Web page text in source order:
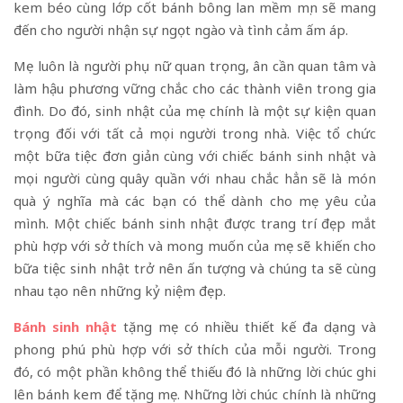
kem béo cùng lớp cốt bánh bông lan mềm mịn sẽ mang
đến cho người nhận sự ngọt ngào và tình cảm ấm áp.
Mẹ luôn là người phụ nữ quan trọng, ân cần quan tâm và
làm hậu phương vững chắc cho các thành viên trong gia
đình. Do đó, sinh nhật của mẹ chính là một sự kiện quan
trọng đối với tất cả mọi người trong nhà. Việc tổ chức
một bữa tiệc đơn giản cùng với chiếc bánh sinh nhật và
mọi người cùng quây quần với nhau chắc hẳn sẽ là món
quà ý nghĩa mà các bạn có thể dành cho mẹ yêu của
mình. Một chiếc bánh sinh nhật được trang trí đẹp mắt
phù hợp với sở thích và mong muốn của mẹ sẽ khiến cho
bữa tiệc sinh nhật trở nên ấn tượng và chúng ta sẽ cùng
nhau tạo nên những kỷ niệm đẹp.
Bánh sinh nhật tặng mẹ có nhiều thiết kế đa dạng và
phong phú phù hợp với sở thích của mỗi người. Trong
đó, có một phần không thể thiếu đó là những lời chúc ghi
lên bánh kem để tặng mẹ. Những lời chúc chính là những